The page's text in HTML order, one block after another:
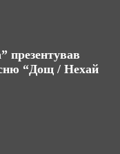
презентував
“Дощ / Нехай